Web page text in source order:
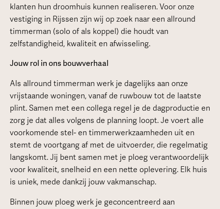
klanten hun droomhuis kunnen realiseren. Voor onze
vestiging in Rijssen zijn wij op zoek naar een allround
timmerman (solo of als koppel) die houdt van
zelfstandigheid, kwaliteit en afwisseling.
Jouw rol in ons bouwverhaal
Als allround timmerman werk je dagelijks aan onze
vrijstaande woningen, vanaf de ruwbouw tot de laatste
plint. Samen met een collega regel je de dagproductie en
zorg je dat alles volgens de planning loopt. Je voert alle
voorkomende stel- en timmerwerkzaamheden uit en
stemt de voortgang af met de uitvoerder, die regelmatig
langskomt. Jij bent samen met je ploeg verantwoordelijk
voor kwaliteit, snelheid en een nette oplevering. Elk huis
is uniek, mede dankzij jouw vakmanschap.
Binnen jouw ploeg werk je geconcentreerd aan